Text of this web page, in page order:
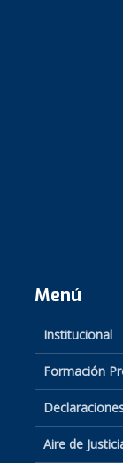
Menú
Institucional
Formación
Aire de